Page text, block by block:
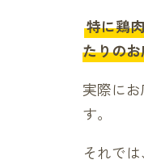
特に鶏
たりの
実際に
す。
それで